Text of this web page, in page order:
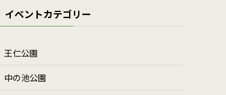
イベントカテゴリー
王仁公園
中の池公園